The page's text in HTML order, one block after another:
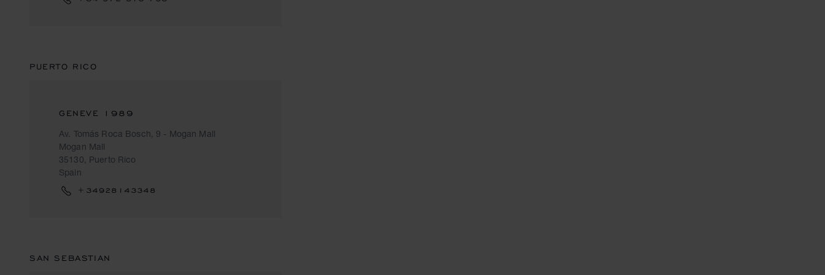
PUERTO RICO
GENEVE 1989
Av. Tomás Roca Bosch, 9 - Mogan Mall
Mogan Mall
35130, Puerto Rico
Spain
+34928143348
SAN SEBASTIAN